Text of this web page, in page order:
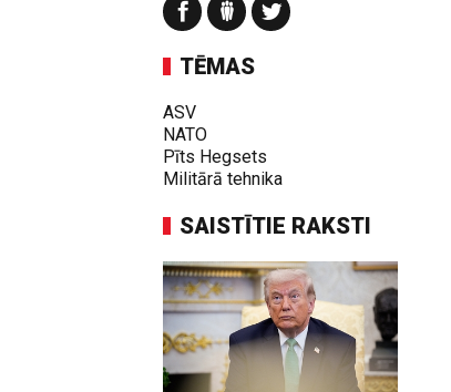
TĒMAS
ASV
NATO
Pīts Hegsets
Militārā tehnika
SAISTĪTIE RAKSTI